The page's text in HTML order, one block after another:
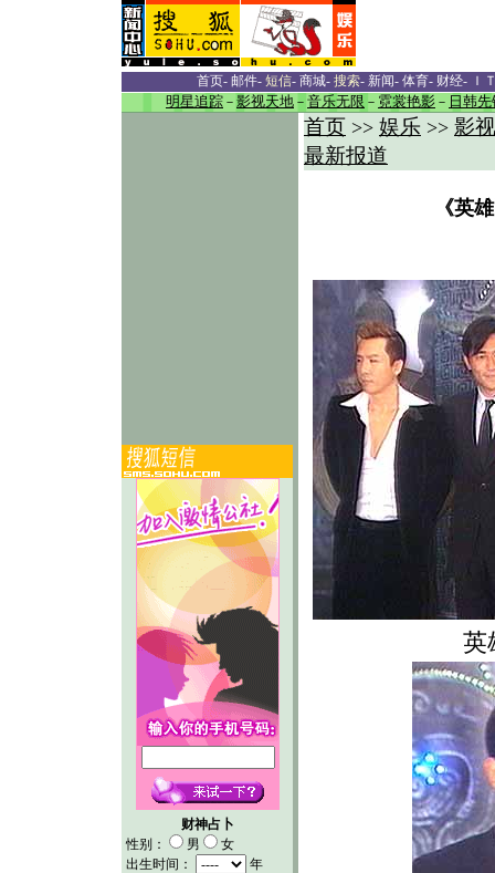
首页- 邮件- 短信- 商城- 搜索- 新闻- 体育- 财经- Ｉ
明星追踪 － 影视天地 － 音乐无限 － 霓裳艳影 － 日韩先
财神占卜
性别：
男
女
出生时间：
年
首页 >> 娱乐 >> 影
最新报道
《英
英